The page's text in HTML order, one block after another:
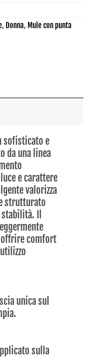
, Donna, Mule con punta
sofisticato e
da una linea
e carattere
valorizza
strutturato
Il
offrire comfort
unica sul
sulla